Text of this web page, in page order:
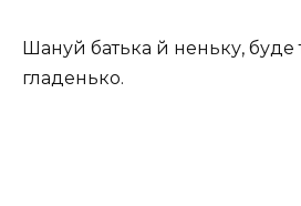
Шануй батька й неньку, буде
гладенько.